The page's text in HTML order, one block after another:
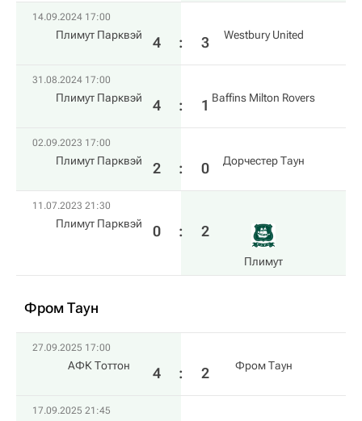
14.09.2024 17:00
Плимут Парквэй 4 : 3 Westbury United
31.08.2024 17:00
Плимут Парквэй 4 : 1 Baffins Milton Rovers
02.09.2023 17:00
Плимут Парквэй 2 : 0 Дорчестер Таун
11.07.2023 21:30
Плимут Парквэй 0 : 2
Плимут
Фром Таун
27.09.2025 17:00
АФК Тоттон 4 : 2 Фром Таун
17.09.2025 21:45